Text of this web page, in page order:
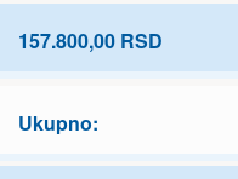
157.800,00 RSD
Ukupno: